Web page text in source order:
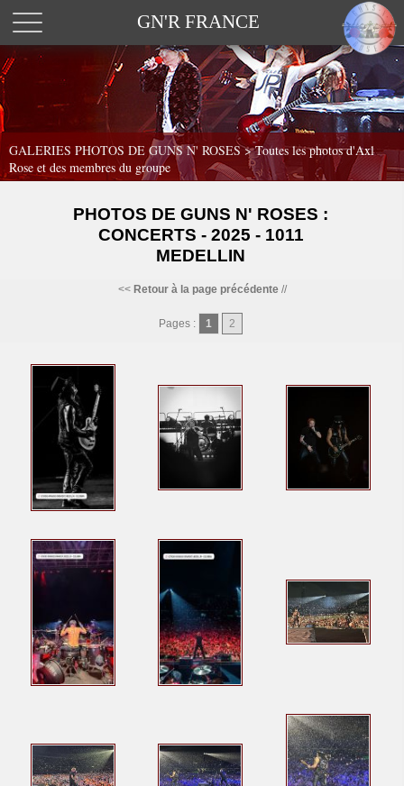
GN'R FRANCE
GALERIES PHOTOS DE GUNS N' ROSES >Toutes les photos d'Axl
Rose et des membres du groupe
PHOTOS DE GUNS N' ROSES :
CONCERTS - 2025 - 1011
MEDELLIN
<< Retour à la page précédente//
Pages : 1 2